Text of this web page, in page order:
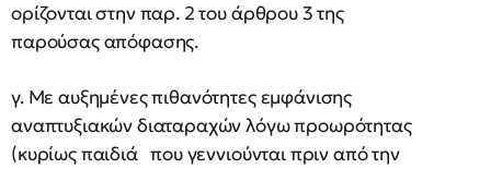
ορίζονται στην παρ. 2 του άρθρου 3 της
παρούσας απόφασης.
γ. Με αυξημένες πιθανότητες εμφάνισης
αναπτυξιακών διαταραχών λόγω προωρότητας
(κυρίως παιδιά που γεννιούνται πριν από την